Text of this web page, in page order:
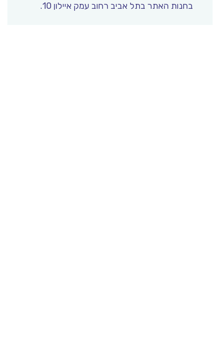
בחנות האתר בתל אביב רחוב עמק איילון 10.